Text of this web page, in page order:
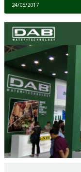
24/05/2017